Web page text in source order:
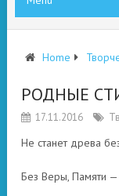
Home
РОДНЫЕ
17.11.2016
Не станет древа
Без Веры, Памяти —